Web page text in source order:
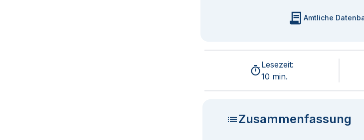
Amtliche
Lesezeit:
10 min.
Zusammenfassung